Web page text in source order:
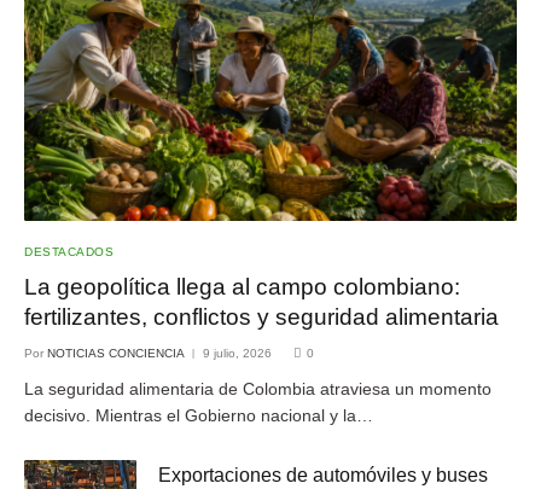
DESTACADOS
La geopolítica llega al campo colombiano:
fertilizantes, conflictos y seguridad alimentaria
Por NOTICIAS CONCIENCIA 9 julio, 2026 0
La seguridad alimentaria de Colombia atraviesa un momento
decisivo. Mientras el Gobierno nacional y la…
Exportaciones de automóviles y buses